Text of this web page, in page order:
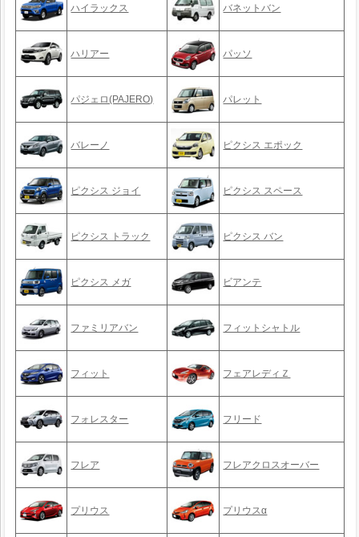
ハイラックス バネットバン
ハリアー パッソ
パジェロ(PAJERO) パレット
バレーノ ピクシス エポック
ピクシス ジョイ ピクシス スペース
ピクシス トラック ピクシス バン
ピクシス メガ ビアンテ
ファミリアバン フィットシャトル
フィット フェアレディＺ
フォレスター フリード
フレア フレアクロスオーバー
プリウス プリウスα